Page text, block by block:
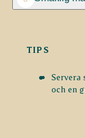
TIPS
Servera
och en